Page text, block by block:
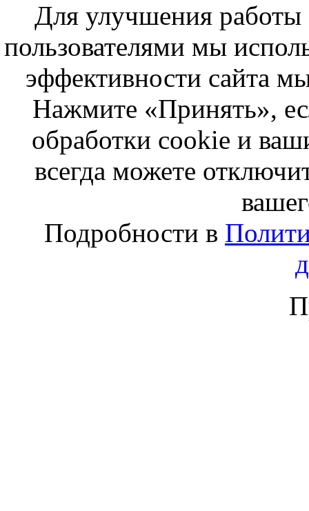
Для улучшения работы
пользователями мы
эффективности сайта
Нажмите «Принять»,
обработки cookie и
всегда можете
Подробности в